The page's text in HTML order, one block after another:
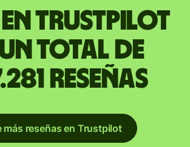
en Trustpilot
un total de
reseñas
más reseñas en Trustpilot